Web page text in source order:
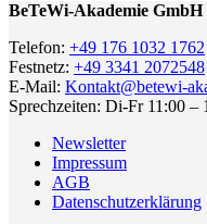
BeTeWi-Akademie GmbH
Telefon: +49 176 1032 1762
Festnetz: +49 3341 2072548
E-Mail: Kontakt@betewi-
Sprechzeiten: Di-Fr 11:00 –
Newsletter
Impressum
AGB
Datenschutzerklärung